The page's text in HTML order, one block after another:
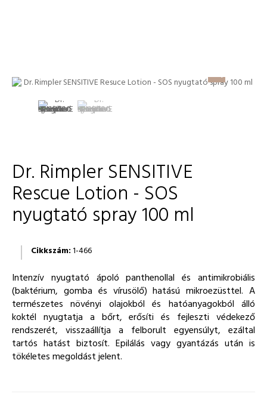
Dr. Rimpler SENSITIVE
Rescue Lotion - SOS
nyugtató spray 100 ml
Cikkszám:1-466
Intenzív nyugtató ápoló panthenollal és antimikrobiális
(baktérium, gomba és vírusölő) hatású mikroezüsttel. A
természetes növényi olajokból és hatóanyagokból álló
koktél nyugtatja a bőrt, erősíti és fejleszti védekező
rendszerét, visszaállítja a felborult egyensúlyt, ezáltal
tartós hatást biztosít. Epilálás vagy gyantázás után is
tökéletes megoldást jelent.